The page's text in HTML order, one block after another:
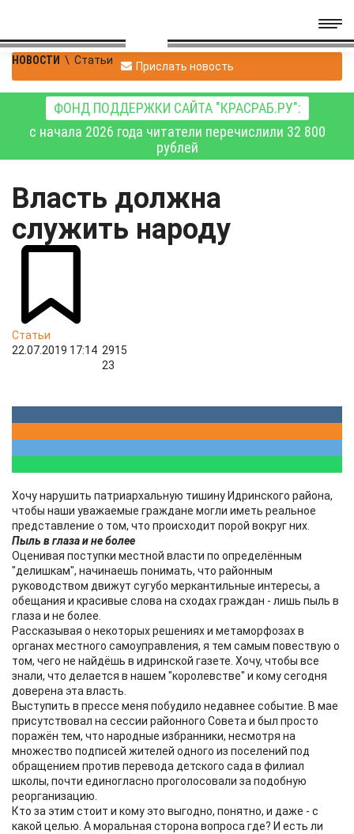
НОВОСТИ \ Статьи Прислать новость
ФОНД ПОДДЕРЖКИ САЙТА "КРАСРАБ.РУ":
с начала 2026 года читатели перечислили 32 800
рублей
Власть должна
служить народу
Статьи
22.07.2019 17:14 2915
23
Хочу нарушить патриархальную тишину Идринского района,
чтобы наши уважаемые граждане могли иметь реальное
представление о том, что происходит порой вокруг них.
Пыль в глаза и не более
Оценивая поступки местной власти по определённым
"делишкам", начинаешь понимать, что районным
руководством движут сугубо меркантильные интересы, а
обещания и красивые слова на сходах граждан - лишь пыль в
глаза и не более.
Рассказывая о некоторых решениях и метаморфозах в
органах местного самоуправления, я тем самым повествую о
том, чего не найдёшь в идринской газете. Хочу, чтобы все
знали, что делается в нашем "королевстве" и кому сегодня
доверена эта власть.
Выступить в прессе меня побудило недавнее событие. В мае
присутствовал на сессии районного Совета и был просто
поражён тем, что народные избранники, несмотря на
множество подписей жителей одного из поселений под
обращением против перевода детского сада в филиал
школы, почти единогласно проголосовали за подобную
реорганизацию.
Кто за этим стоит и кому это выгодно, понятно, и даже - с
какой целью. А моральная сторона вопроса где? И есть ли